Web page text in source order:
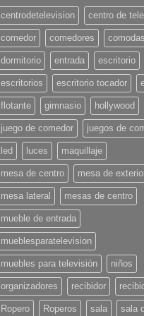
centrodetelevision centro de
comedor comedores
dormitorio entrada escritorio
escritorios escritorio tocador
flotante gimnasio hollywood
juego de comedor juegos de
led luces maquillaje
mesa de centro mesa de
mesa lateral mesas de centro
mueble de entrada
mueblesparatelevision
muebles para televisión niños
organizadores recibidor
Ropero Roperos sala sala